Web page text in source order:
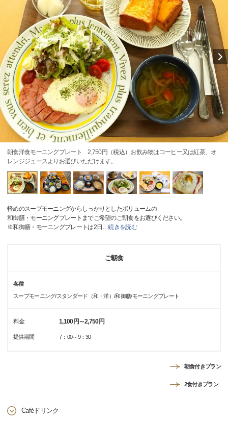
朝食洋食モーニングプレート 2,750円（税込）お飲み物はコーヒー又は紅茶、オ
レンジジュースよりお選びいただけます。
軽めのスープモーニングからしっかりとしたボリュームの
和御膳・モーニングプレートまでご希望のご朝食をお選びください。
※和御膳・モーニングプレートは2日 …続きを読む
ご朝食
各種
スープモーニング/スタンダード（和・洋）/和御膳/モーニングプレート
料金 1,100円～2,750円
提供期間 7：00～9：30
朝食付きプラン
2食付きプラン
Caféドリンク